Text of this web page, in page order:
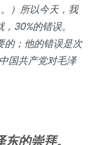
）所以今天，我
30%的错误。
的；他的错误是次
国共产党对毛泽
的崇拜。